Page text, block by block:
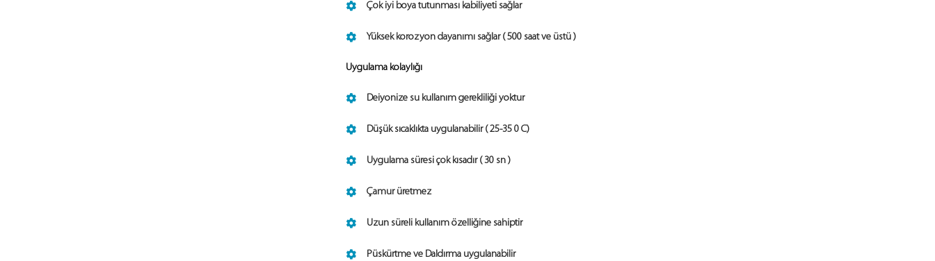
Çok iyi boya tutunması kabiliyeti sağlar
Yüksek korozyon dayanımı sağlar ( 500 saat ve üstü )
Uygulama kolaylığı
Deiyonize su kullanım gerekliliği yoktur
Düşük sıcaklıkta uygulanabilir ( 25-35 0 C)
Uygulama süresi çok kısadır ( 30 sn )
Çamur üretmez
Uzun süreli kullanım özelliğine sahiptir
Püskürtme ve Daldırma uygulanabilir